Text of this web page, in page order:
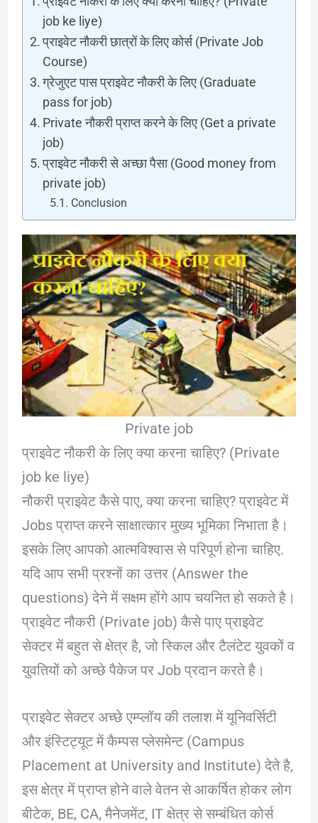
job ke liye)
प्राइवेट नौकरी छात्रों के लिए कोर्स (Private Job
Course)
ग्रेजुएट पास प्राइवेट नौकरी के लिए (Graduate
pass for job)
Private नौकरी प्राप्त करने के लिए (Get a private
job)
प्राइवेट नौकरी से अच्छा पैसा (Good money from
private job)
Conclusion
Private job
प्राइवेट नौकरी के लिए क्या करना चाहिए? (Private
job ke liye)
नौकरी प्राइवेट कैसे पाए, क्या करना चाहिए? प्राइवेट में
Jobs प्राप्त करने साक्षात्कार मुख्य भूमिका निभाता है।
इसके लिए आपको आत्मविश्वास से परिपूर्ण होना चाहिए.
यदि आप सभी प्रश्नों का उत्तर (Answer the
questions) देने में सक्षम होंगे आप चयनित हो सकते है।
प्राइवेट नौकरी (Private job) कैसे पाए प्राइवेट
सेक्टर में बहुत से क्षेत्र है, जो स्किल और टैलंटेट युवकों व
युवतियों को अच्छे पैकेज पर Job प्रदान करते है।
प्राइवेट सेक्टर अच्छे एम्प्लॉय की तलाश में यूनिवर्सिटी
और इंस्टिट्यूट में कैम्पस प्लेसमेन्ट (Campus
Placement at University and Institute) देते है,
इस क्षेत्र में प्राप्त होने वाले वेतन से आकर्षित होकर लोग
बीटेक, BE, CA, मैनेजमेंट, IT क्षेत्र से सम्बंधित कोर्स